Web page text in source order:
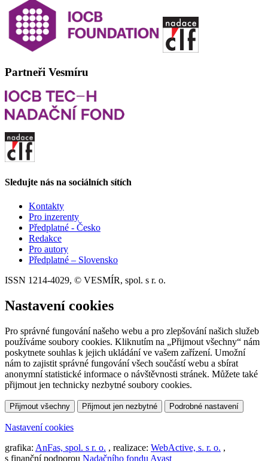
Partneři Vesmíru
Sledujte nás na sociálních sítích
Kontakty
Pro inzerenty
Předplatné - Česko
Redakce
Pro autory
Předplatné – Slovensko
ISSN 1214-4029, © VESMÍR, spol. s r. o.
Nastavení cookies
Pro správné fungování našeho webu a pro zlepšování našich služeb
používáme soubory cookies. Kliknutím na „Přijmout všechny“ nám
poskytnete souhlas k jejich ukládání ve vašem zařízení. Umožní
nám to zajistit správné fungování všech součástí webu a sbírat
anonymní statistické informace o návštěvnosti stránek. Můžete také
přijmout jen technicky nezbytné soubory cookies.
Přijmout všechny Přijmout jen nezbytné Podrobné nastavení
Nastavení cookies
grafika: AnFas, spol. s r. o. , realizace: WebActive, s. r. o. ,
s finanční podporou Nadačního fondu Avast